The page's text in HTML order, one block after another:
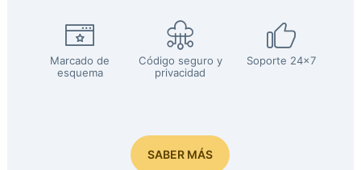
Marcado de
esquema
Código seguro y
privacidad
Soporte 24x7
SABER MÁS